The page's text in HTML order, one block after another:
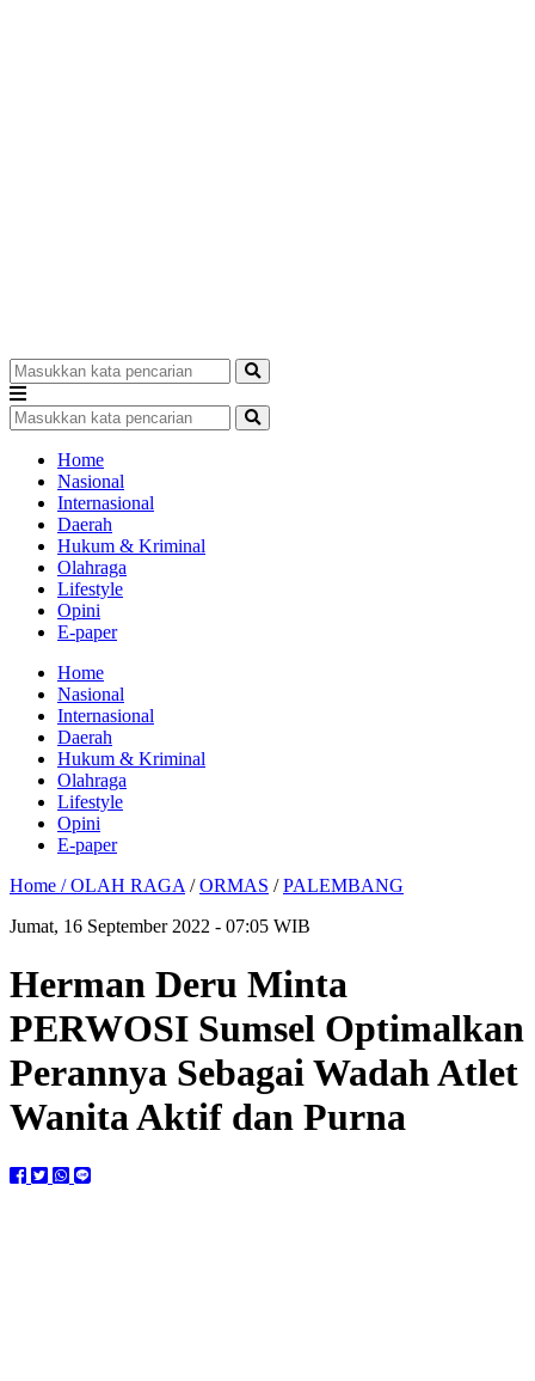
Home
Nasional
Internasional
Daerah
Hukum & Kriminal
Olahraga
Lifestyle
Opini
E-paper
Home
Nasional
Internasional
Daerah
Hukum & Kriminal
Olahraga
Lifestyle
Opini
E-paper
Home /OLAH RAGA /ORMAS /PALEMBANG
Jumat, 16 September 2022 - 07:05 WIB
Herman Deru Minta
PERWOSI Sumsel Optimalkan
Perannya Sebagai Wadah Atlet
Wanita Aktif dan Purna